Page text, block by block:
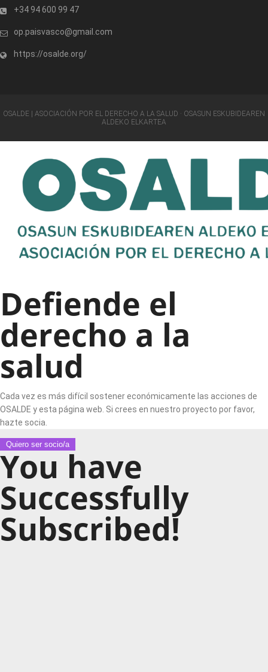
+34 94 600 99 47
op.paisvasco@gmail.com
https://osalde.org/
OSALDE | ASOCIACIÓN POR EL DERECHO A LA SALUD · OSASUN ESKUBIDEAREN
ALDEKO ELKARTEA
Defiende el
derecho a la
salud
Cada vez es más difícil sostener económicamente las acciones de
OSALDE y esta página web. Si crees en nuestro proyecto por favor,
hazte socia.
Quiero ser socio/a
You have
Successfully
Subscribed!